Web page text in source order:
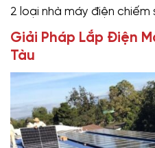
2 loại nhà máy điện
Giải Pháp Lắp Điện
Tàu